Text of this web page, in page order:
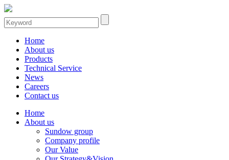
Home
About us
Products
Technical Service
News
Careers
Contact us
Home
About us
Sundow group
Company profile
Our Value